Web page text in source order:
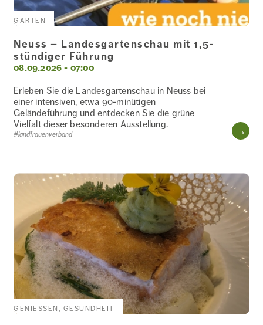
PERSÖNLICHKEITSENTWICKLUNG
POLITISCHE
PSYCHOLOGIE
&
SPIRITUALITÄT
SPORT
ÜBER DEN
TELLERRAND
GARTEN
08.09.2026 - 07:00
Neuss – Landesgartenschau mit 1,5-
stündiger Führung
Erleben Sie die Landesgartenschau in Neuss bei
einer intensiven, etwa 90-minütigen
Geländeführung und entdecken Sie die grüne
Vielfalt dieser besonderen Ausstellung.
#landfrauenverband
GENIESSEN, GESUNDHEIT